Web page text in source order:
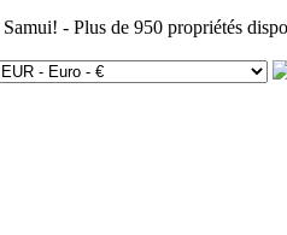
- Plus de 950 propriétés